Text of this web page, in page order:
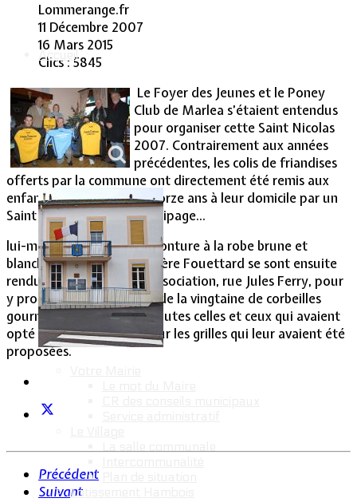
Accueil
Vie Municipale
Lotissement Hambois
Lommerange.fr
11 Décembre 2007
16 Mars 2015
Clics : 5845
Le Foyer des Jeunes et le Poney
Club de Marlea s’étaient entendus
pour organiser cette Saint Nicolas
2007. Contrairement aux années
précédentes, les colis de friandises
offerts par la commune ont directement été remis aux
enfants de moins de quatorze ans à leur domicile par un
Saint Nicolas en grand équipage...
lui-même juché sur une monture à la robe brune et
blanche. Saint Nicolas et Père Fouettard se sont ensuite
rendus dans le local de l’association, rue Jules Ferry, pour
y procéder à l’attribution de la vingtaine de corbeilles
gourmandes dévolues à toutes celles et ceux qui avaient
opté pour le numéro 20 sur les grilles qui leur avaient été
proposées.
Précédent
Suivant